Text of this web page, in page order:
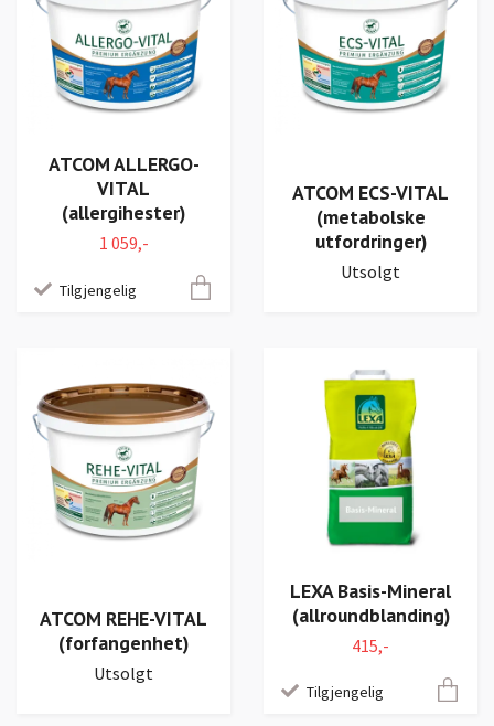
ATCOM ALLERGO-
VITAL
(allergihester)
1 059,-
Tilgjengelig
ATCOM ECS-VITAL
(metabolske
utfordringer)
Utsolgt
ATCOM REHE-VITAL
(forfangenhet)
Utsolgt
LEXA Basis-Mineral
(allroundblanding)
415,-
Tilgjengelig